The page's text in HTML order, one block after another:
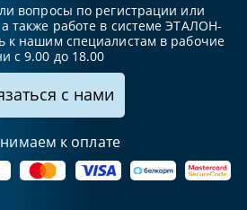
вопросы по регистрации или
также работе в системе ЭТАЛОН-
к нашим специалистам в рабочие
с 9.00 до 18.00
с нами
к оплате